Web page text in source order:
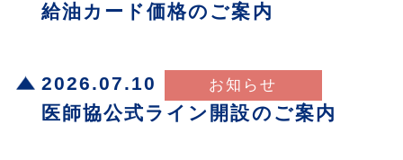
給油カード価格のご案内
2026.07.10
医師協公式ライン開設のご案内